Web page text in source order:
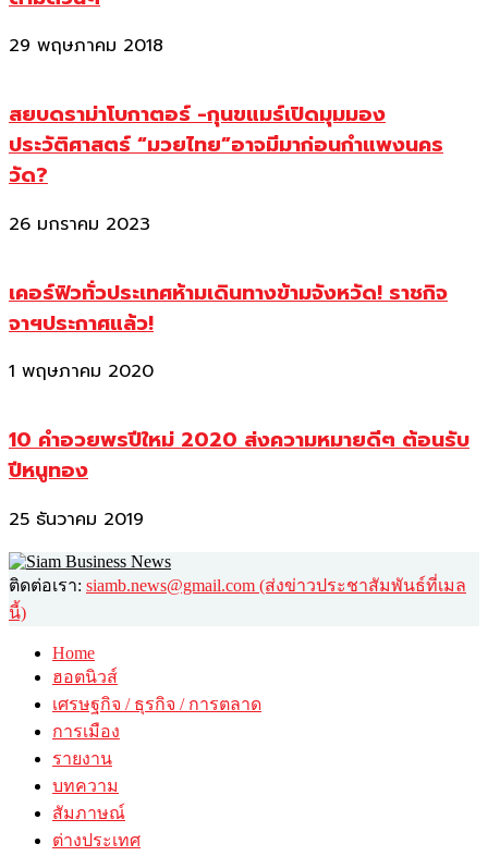
29 พฤษภาคม 2018
สยบดราม่าโบกาตอร์ -กุนขแมร์เปิดมุมมอง
ประวัติศาสตร์ “มวยไทย”อาจมีมาก่อนกำแพงนคร
วัด?
26 มกราคม 2023
เคอร์ฟิวทั่วประเทศห้ามเดินทางข้ามจังหวัด! ราชกิจ
จาฯประกาศแล้ว!
1 พฤษภาคม 2020
10 คำอวยพรปีใหม่ 2020 ส่งความหมายดีๆ ต้อนรับ
ปีหนูทอง
25 ธันวาคม 2019
ติดต่อเรา: siamb.news@gmail.com (ส่งข่าวประชาสัมพันธ์ที่เมล
นี้)
Home
ฮอตนิวส์
เศรษฐกิจ / ธุรกิจ / การตลาด
การเมือง
รายงาน
บทความ
สัมภาษณ์
ต่างประเทศ